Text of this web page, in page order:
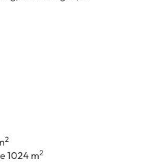
2
1024 m2